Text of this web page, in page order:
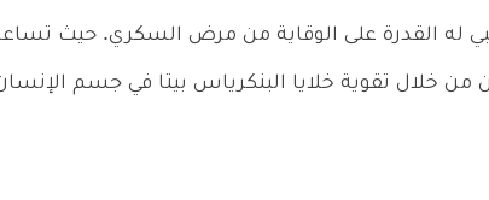
له القدرة على الوقاية من مرض السكري. حيث
من خلال تقوية خلايا البنكرياس بيتا في جسم